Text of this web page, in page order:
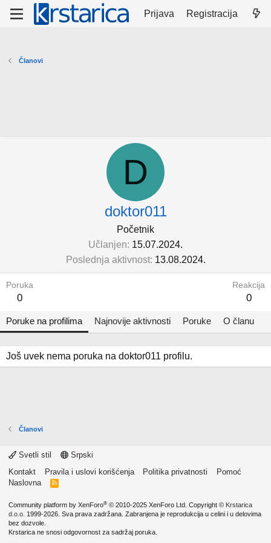
Prijava Registracija
Članovi
D
doktor011
Početnik
Učlanjen 15.07.2024.
Poslednja aktivnost 13.08.2024.
Poruka
0
Reakcija
0
Poruke na profilima Najnovije aktivnosti Poruke O članu
Još uvek nema poruka na doktor011 profilu.
Članovi
Svetli stil
Srpski
Kontakt
Pravila i uslovi korišćenja Politika privatnosti
Pomoć
Naslovna
R
Community platform by XenForo® © 2010-2025 XenForo Ltd. Copyright © Krstarica
d.o.o. 1999-2026. Sva prava zadržana. Zabranjena je reprodukcija u celini i u delovima
bez dozvole.
Krstarica ne snosi odgovornost za sadržaj poruka.